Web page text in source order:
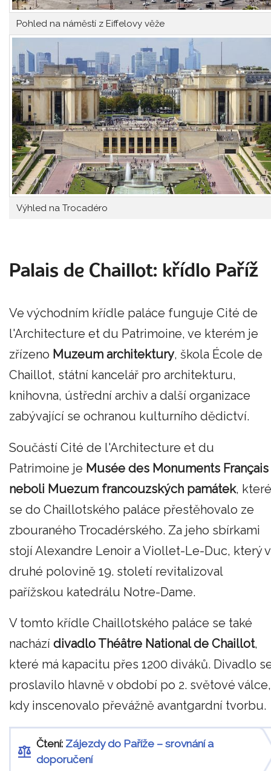
Pohled na náměstí z Eiffelovy věže
Výhled na Trocadéro
Palais de Chaillot: křídlo Paříž
Ve východním křídle paláce funguje Cité de
l'Architecture et du Patrimoine, ve kterém je
zřízeno Muzeum architektury, škola École de
Chaillot, státní kancelář pro architekturu,
knihovna, ústřední archiv a další organizace
zabývající se ochranou kulturního dědictví.
Součástí Cité de l'Architecture et du
Patrimoine je Musée des Monuments Français
neboli Muezum francouzských památek, které
se do Chaillotského paláce přestěhovalo ze
zbouraného Trocadérského. Za jeho sbírkami
stojí Alexandre Lenoir a Viollet-Le-Duc, který v
druhé polovině 19. století revitalizoval
pařížskou katedrálu Notre-Dame.
V tomto křídle Chaillotského paláce se také
nachází divadlo Théâtre National de Chaillot,
které má kapacitu přes 1200 diváků. Divadlo
proslavilo hlavně v období po 2. světové válce,
kdy inscenovalo převážně avantgardní tvorbu.
Čtení: Zájezdy do Paříže – srovnání a
doporučení